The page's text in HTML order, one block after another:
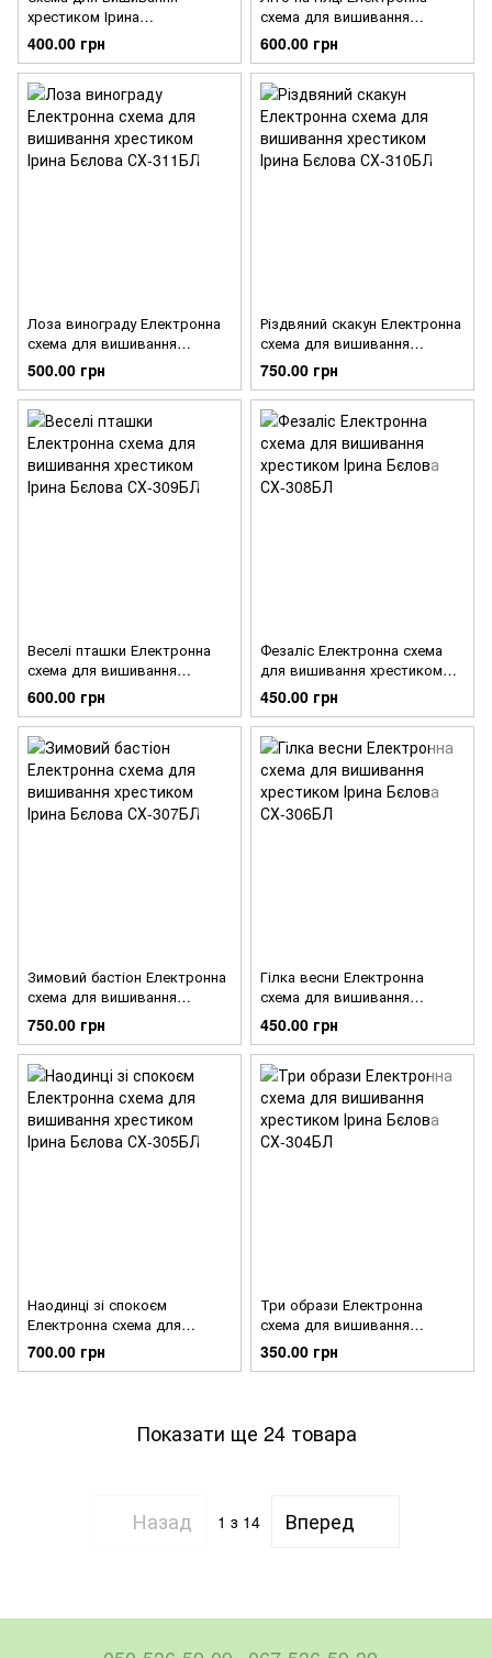
хрестиком Ірина
Бєлова Електрокіт СХ-256БЛ
400.00 грн
схема для вишивання
хрестиком Ірина Бєлова
СХ-299БЛ
600.00 грн
Лоза винограду Електронна
схема для вишивання
хрестиком Ірина Бєлова
СХ-311БЛ
500.00 грн
Різдвяний скакун Електронна
схема для вишивання
хрестиком Ірина Бєлова
СХ-310БЛ
750.00 грн
Веселі пташки Електронна
схема для вишивання
хрестиком Ірина Бєлова
СХ-309БЛ
600.00 грн
Фезаліс Електронна схема
для вишивання хрестиком
Ірина Бєлова СХ-308БЛ
450.00 грн
Зимовий бастіон Електронна
схема для вишивання
хрестиком Ірина Бєлова
СХ-307БЛ
750.00 грн
Гілка весни Електронна
схема для вишивання
хрестиком Ірина Бєлова
СХ-306БЛ
450.00 грн
Наодинці зі спокоєм
Електронна схема для
вишивання хрестиком Ірина
Бєлова СХ-305БЛ
700.00 грн
Три образи Електронна
схема для вишивання
хрестиком Ірина Бєлова
СХ-304БЛ
350.00 грн
Показати ще 24 товара
Назад 1 з 14 Вперед